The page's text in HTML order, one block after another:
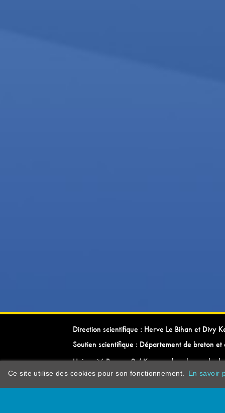
Direction scientifique : Herve Le Bihan et Divy
Soutien scientifique : Département de breton et
Université Rennes 2 / Kevrenn brezhoneg ha
Ce site utilise des cookies pour son fonctionnement. En savoir